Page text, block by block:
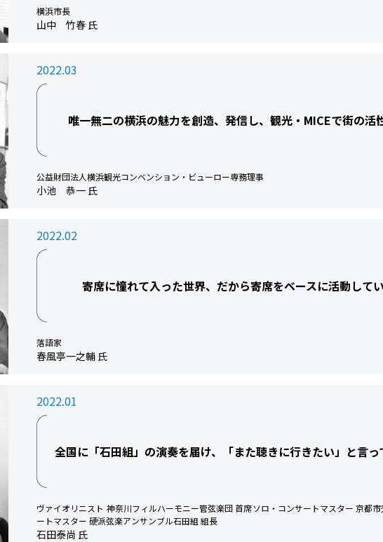
横浜市長
山中 竹春 氏
2022.03
唯一無二の横浜の魅力を創造、発信し、観光・MICEで街の活
公益財団法人横浜観光コンベンション・ビューロー専務理事
小池 恭一 氏
2022.02
寄席に憧れて入った世界、だから寄席をベースに活動してい
落語家
春風亭一之輔 氏
2022.01
全国に「石田組」の演奏を届け、「また聴きに行きたい」と言っ
ヴァイオリニスト 神奈川フィルハーモニー管弦楽団 首席ソロ・コンサートマスター 京都
ートマスター 硬派弦楽アンサンブル石田組 組長
石田泰尚 氏